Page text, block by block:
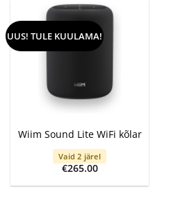
UUS! TULE KUULAMA!
Wiim Sound Lite WiFi kõlar
Vaid 2 järel
€265.00